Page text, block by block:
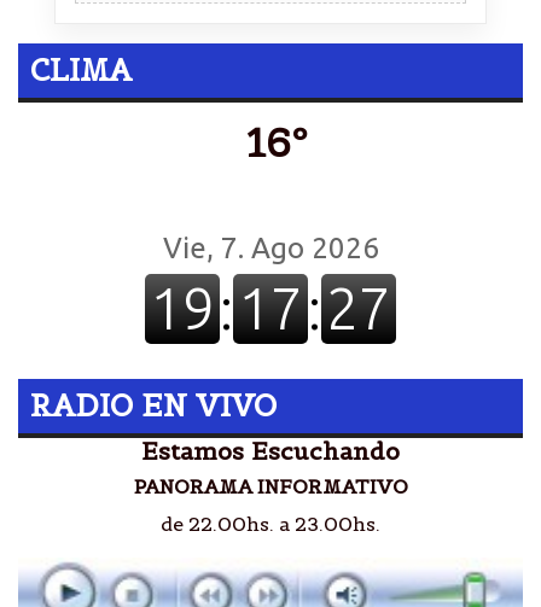
CLIMA
16º
RADIO EN VIVO
Estamos Escuchando
PANORAMA INFORMATIVO
de 22.00hs. a 23.00hs.